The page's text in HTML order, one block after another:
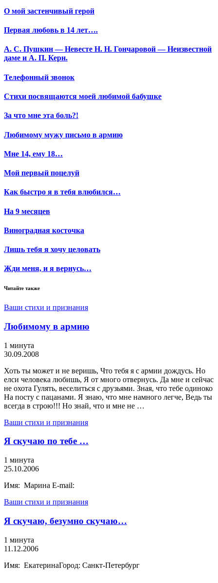
О мой застенчивый герой
Первая любовь в 14 лет….
А. С. Пушкин — Невесте Н. Н. Гончаровой — Неизвестной
даме и А. П. Керн.
Телефонный звонок
Стихи посвящаются моей любимой бабушке
За что мне эта боль?!
Любимому мужу письмо в армию
Мне 14, ему 18…
Мой первый поцелуй
Как быстро я в тебя влюбился…
На 9 месяцев
Виноградная косточка
Лишь тебя я хочу целовать
Жди меня, и я вернусь…
Читайте также
Ваши стихи и признания
Любимому в армию
1 минута
30.09.2008
Хоть ты может и не веришь, Что тебя я с армии дождусь. Но
елси человека любишь, Я от много отвернусь. Да мне и сейчас
не охота Гулять, веселиться с друзьями. Зная, что тебе одиноко
На посту с пацанами. Я знаю, что мне намного легче, Ведь ты
всегда в строю!!! Но знай, что и мне не …
Ваши стихи и признания
Я скучаю по тебе …
1 минута
25.10.2006
Имя: Марина E-mail:
Ваши стихи и признания
Я скучаю, безумно скучаю…
1 минута
11.12.2006
Имя: ЕкатеринаГород: Санкт-Петербург